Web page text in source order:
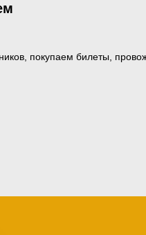
покупаем билеты,
это делать